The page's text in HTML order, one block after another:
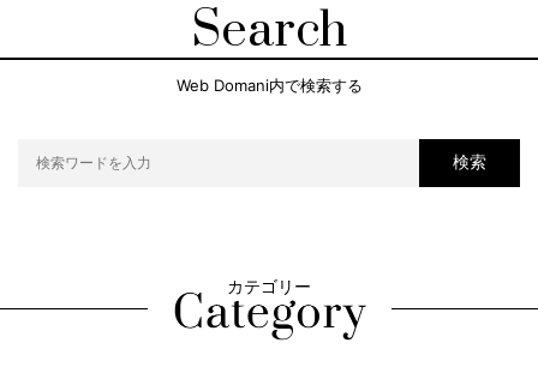
Search
Web Domani内で検索する
検索
カテゴリー